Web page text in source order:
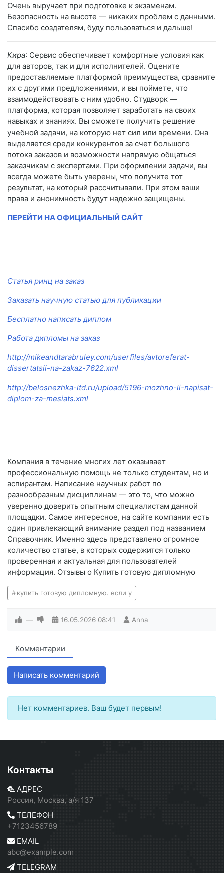
Очень выручает при подготовке к экзаменам.
Безопасность на высоте — никаких проблем с данными.
Спасибо создателям, буду пользоваться и дальше!
Кира: Сервис обеспечивает комфортные условия как
для авторов, так и для исполнителей. Оцените
предоставляемые платформой преимущества, сравните
их с другими предложениями, и вы поймете, что
взаимодействовать с ним удобно. Студворк —
платформа, которая позволяет заработать на своих
навыках и знаниях. Вы сможете получить решение
учебной задачи, на которую нет сил или времени. Она
выделяется среди конкурентов за счет большого
потока заказов и возможности напрямую общаться
заказчикам с экспертами. При оформлении задачи, вы
всегда можете быть уверены, что получите тот
результат, на который рассчитывали. При этом ваши
права и анонимность будут надежно защищены.
ПЕРЕЙТИ НА ОФИЦИАЛЬНЫЙ САЙТ
Статья ринц на заказ
Заказать научную статью для публикации
Бесплатно написать диплом
Работа дипломы на заказ
http://mikeandtarabruley.com/userfiles/avtoreferat-
dissertatsii-na-zakaz-7622.xml
http://belosnezhka-ltd.ru/upload/5196-mozhno-li-napisat-
diplom-za-mesiats.xml
Компания в течение многих лет оказывает
профессиональную помощь не только студентам, но и
аспирантам. Написание научных работ по
разнообразным дисциплинам — это то, что можно
уверенно доверить опытным специалистам данной
площадки. Самое интересное, на сайте компании есть
один привлекающий внимание раздел под названием
Справочник. Именно здесь представлено огромное
количество статье, в которых содержится только
проверенная и актуальная для пользователей
информация. Отзывы о Купить готовую дипломную
купить готовую дипломную. если у
— 16.05.2026 08:41 Anna
Комментарии
Написать комментарий
Нет комментариев. Ваш будет первым!
Контакты
АДРЕС
Россия, Москва, а/я 137
ТЕЛЕФОН
+7123456789
EMAIL
abc@example.com
TELEGRAM